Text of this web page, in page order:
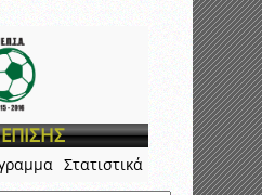
ΕΠΙΣΗΣ
Στατιστικά